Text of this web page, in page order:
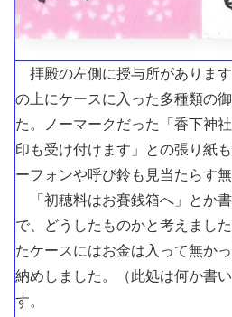
拝殿の左側に授与所がありま
の上にケースに入った多種類の
た。ノーマークだった「香下神
印も受け付けます」との張り紙
ーフォンや呼び鈴も見当たらす
「初穂料はお賽銭箱へ」とか
で、どうしたものかと考えまし
たケースにはお金は入って無か
納めしました。（此処は何か書
す。